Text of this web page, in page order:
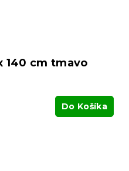
140 cm tmavo
Do Košíka